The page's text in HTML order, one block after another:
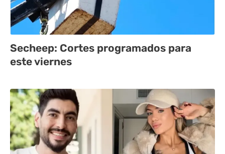
Secheep: Cortes programados para
este viernes